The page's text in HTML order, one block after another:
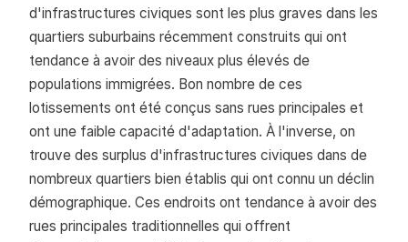
d'infrastructures civiques sont les plus graves dans les
quartiers suburbains récemment construits qui ont
tendance à avoir des niveaux plus élevés de
populations immigrées. Bon nombre de ces
lotissements ont été conçus sans rues principales et
ont une faible capacité d'adaptation. À l'inverse, on
trouve des surplus d'infrastructures civiques dans de
nombreux quartiers bien établis qui ont connu un déclin
démographique. Ces endroits ont tendance à avoir des
rues principales traditionnelles qui offrent